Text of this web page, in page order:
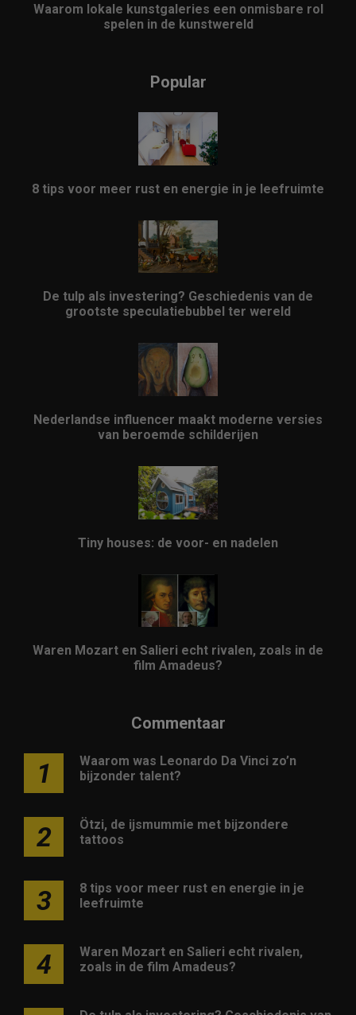
Waarom lokale kunstgaleries een onmisbare rol
spelen in de kunstwereld
Popular
8 tips voor meer rust en energie in je leefruimte
De tulp als investering? Geschiedenis van de
grootste speculatiebubbel ter wereld
Nederlandse influencer maakt moderne versies
van beroemde schilderijen
Tiny houses: de voor- en nadelen
Waren Mozart en Salieri echt rivalen, zoals in de
film Amadeus?
Commentaar
1
Waarom was Leonardo Da Vinci zo’n
bijzonder talent?
2
Ötzi, de ijsmummie met bijzondere
tattoos
3
8 tips voor meer rust en energie in je
leefruimte
4
Waren Mozart en Salieri echt rivalen,
zoals in de film Amadeus?